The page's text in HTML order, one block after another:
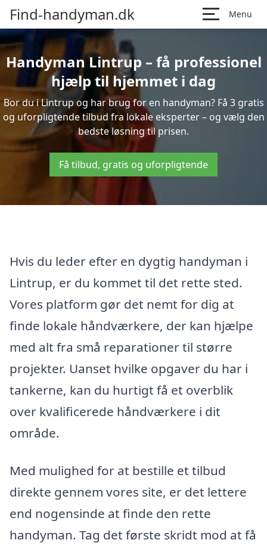
Find-handyman.dk Menu
Handyman Lintrup – få professionel
hjælp til hjemmet i dag
Bor du i Lintrup og har brug for en handyman? Få 3 gratis
og uforpligtende tilbud fra lokale eksperter – og vælg den
bedste løsning til prisen.
Få tilbud, gratis og uforpligtende
Hvis du leder efter en dygtig handyman i
Lintrup, er du kommet til det rette sted.
Vores platform gør det nemt for dig at
finde lokale håndværkere, der kan hjælpe
med alt fra små reparationer til større
projekter. Uanset hvilke opgaver du har i
tankerne, kan du hurtigt få et overblik
over kvalificerede håndværkere i dit
område.
Med mulighed for at bestille et tilbud
direkte gennem vores site, er det lettere
end nogensinde at finde den rette
handyman. Tag det første skridt mod at få